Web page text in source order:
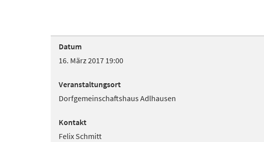
Datum
16. März 2017 19:00
Veranstaltungsort
Dorfgemeinschaftshaus Adlhausen
Kontakt
Felix Schmitt